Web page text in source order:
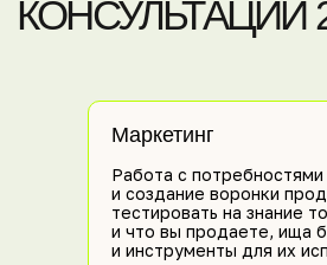
Маркетинг
Работа с
и создание воронки
тестировать на знание
и что вы продаете, ища
и инструменты для их